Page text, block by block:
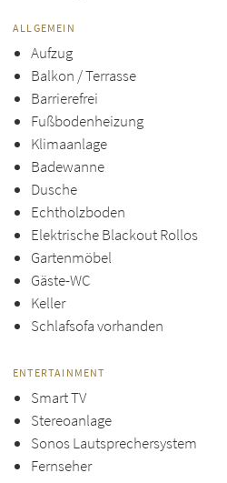
ALLGEMEIN
Aufzug
Balkon / Terrasse
Barrierefrei
Fußbodenheizung
Klimaanlage
Badewanne
Dusche
Echtholzboden
Elektrische Blackout Rollos
Gartenmöbel
Gäste-WC
Keller
Schlafsofa vorhanden
ENTERTAINMENT
Smart TV
Stereoanlage
Sonos Lautsprechersystem
Fernseher